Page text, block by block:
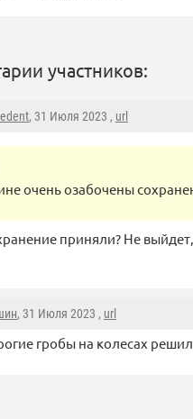
участников:
, 31 Июля 2023 , url
очень озабочены
приняли? Не
, 31 Июля 2023 , url
гробы на колесах